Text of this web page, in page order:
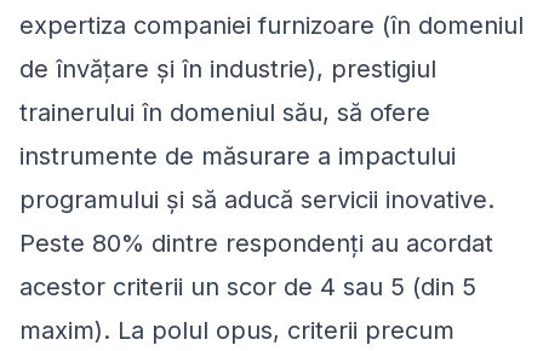
expertiza companiei furnizoare (în domeniul
de învățare și în industrie), prestigiul
trainerului în domeniul său, să ofere
instrumente de măsurare a impactului
programului și să aducă servicii inovative.
Peste 80% dintre respondenți au acordat
acestor criterii un scor de 4 sau 5 (din 5
maxim). La polul opus, criterii precum